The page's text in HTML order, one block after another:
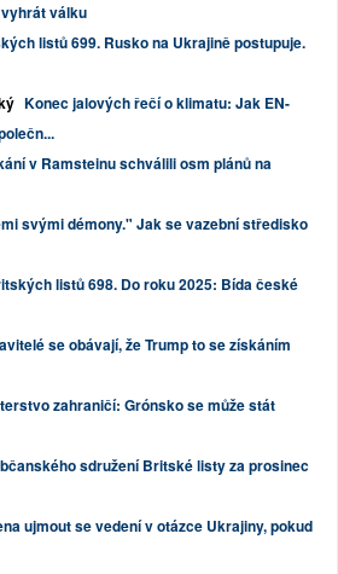
válku
listů 699. Rusko na Ukrajině postupuje.
Konec jalových řečí o klimatu: Jak EN-
v Ramsteinu schválili osm plánů na
svými démony." Jak se vazební středisko
listů 698. Do roku 2025: Bída české
se obávají, že Trump to se získáním
zahraničí: Grónsko se může stát
sdružení Britské listy za prosinec
ujmout se vedení v otázce Ukrajiny, pokud